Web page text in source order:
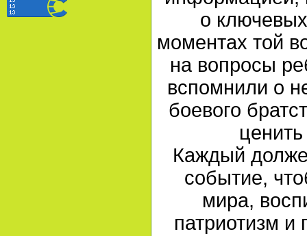
о
моментах той
на вопросы
вспомнили о
боевого
Каждый
событие,
мира,
патриотизм и